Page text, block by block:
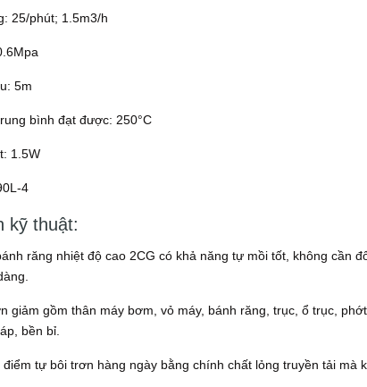
25/phút; 1.5m3/h
5m
bình đạt được: 250°C
1.5W
4
kỹ thuật:
răng nhiệt độ cao 2CG có khả năng tự mồi tốt, không cần
giảm gồm thân máy bơm, vỏ máy, bánh răng, trục, ổ trục,
bền bỉ.
tự bôi trơn hàng ngày bằng chính chất lỏng truyền tải mà